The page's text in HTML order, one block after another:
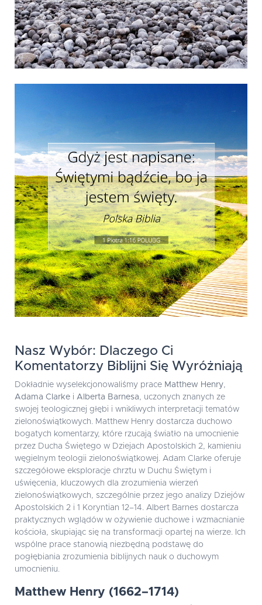
Nasz Wybór: Dlaczego Ci
Komentatorzy Biblijni Się Wyróżniają
Dokładnie wyselekcjonowaliśmy prace Matthew Henry,
Adama Clarke i Alberta Barnesa, uczonych znanych ze
swojej teologicznej głębi i wnikliwych interpretacji tematów
zielonoświątkowych. Matthew Henry dostarcza duchowo
bogatych komentarzy, które rzucają światło na umocnienie
przez Ducha Świętego w Dziejach Apostolskich 2, kamieniu
węgielnym teologii zielonoświątkowej. Adam Clarke oferuje
szczegółowe eksploracje chrztu w Duchu Świętym i
uświęcenia, kluczowych dla zrozumienia wierzeń
zielonoświątkowych, szczególnie przez jego analizy Dziejów
Apostolskich 2 i 1 Koryntian 12–14. Albert Barnes dostarcza
praktycznych wglądów w ożywienie duchowe i wzmacnianie
kościoła, skupiając się na transformacji opartej na wierze. Ich
wspólne prace stanowią niezbędną podstawę do
pogłębiania zrozumienia biblijnych nauk o duchowym
umocnieniu.
Matthew Henry (1662–1714)